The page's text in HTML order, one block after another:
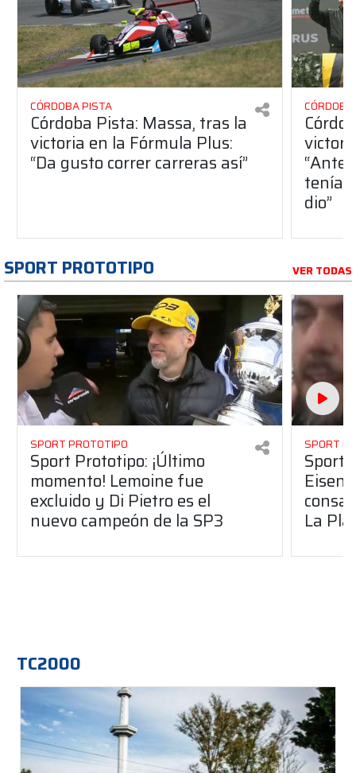
CÓRDOBA PISTA
Córdoba Pista: Massa, tras la
victoria en la Fórmula Plus:
“Da gusto correr carreras así”
dio”
SPORT PROTOTIPO VER TODAS
SPORT PROTOTIPO
Sport Prototipo: ¡Último
momento! Lemoine fue
excluido y Di Pietro es el
nuevo campeón de la SP3
SPORT
Sport
La
TC2000